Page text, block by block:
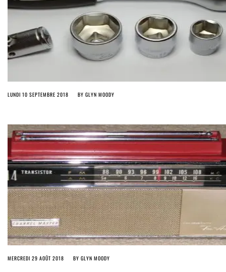
LUNDI 10 SEPTEMBRE 2018 BY GLYN MOODY
MERCREDI 29 AOÛT 2018 BY GLYN MOODY